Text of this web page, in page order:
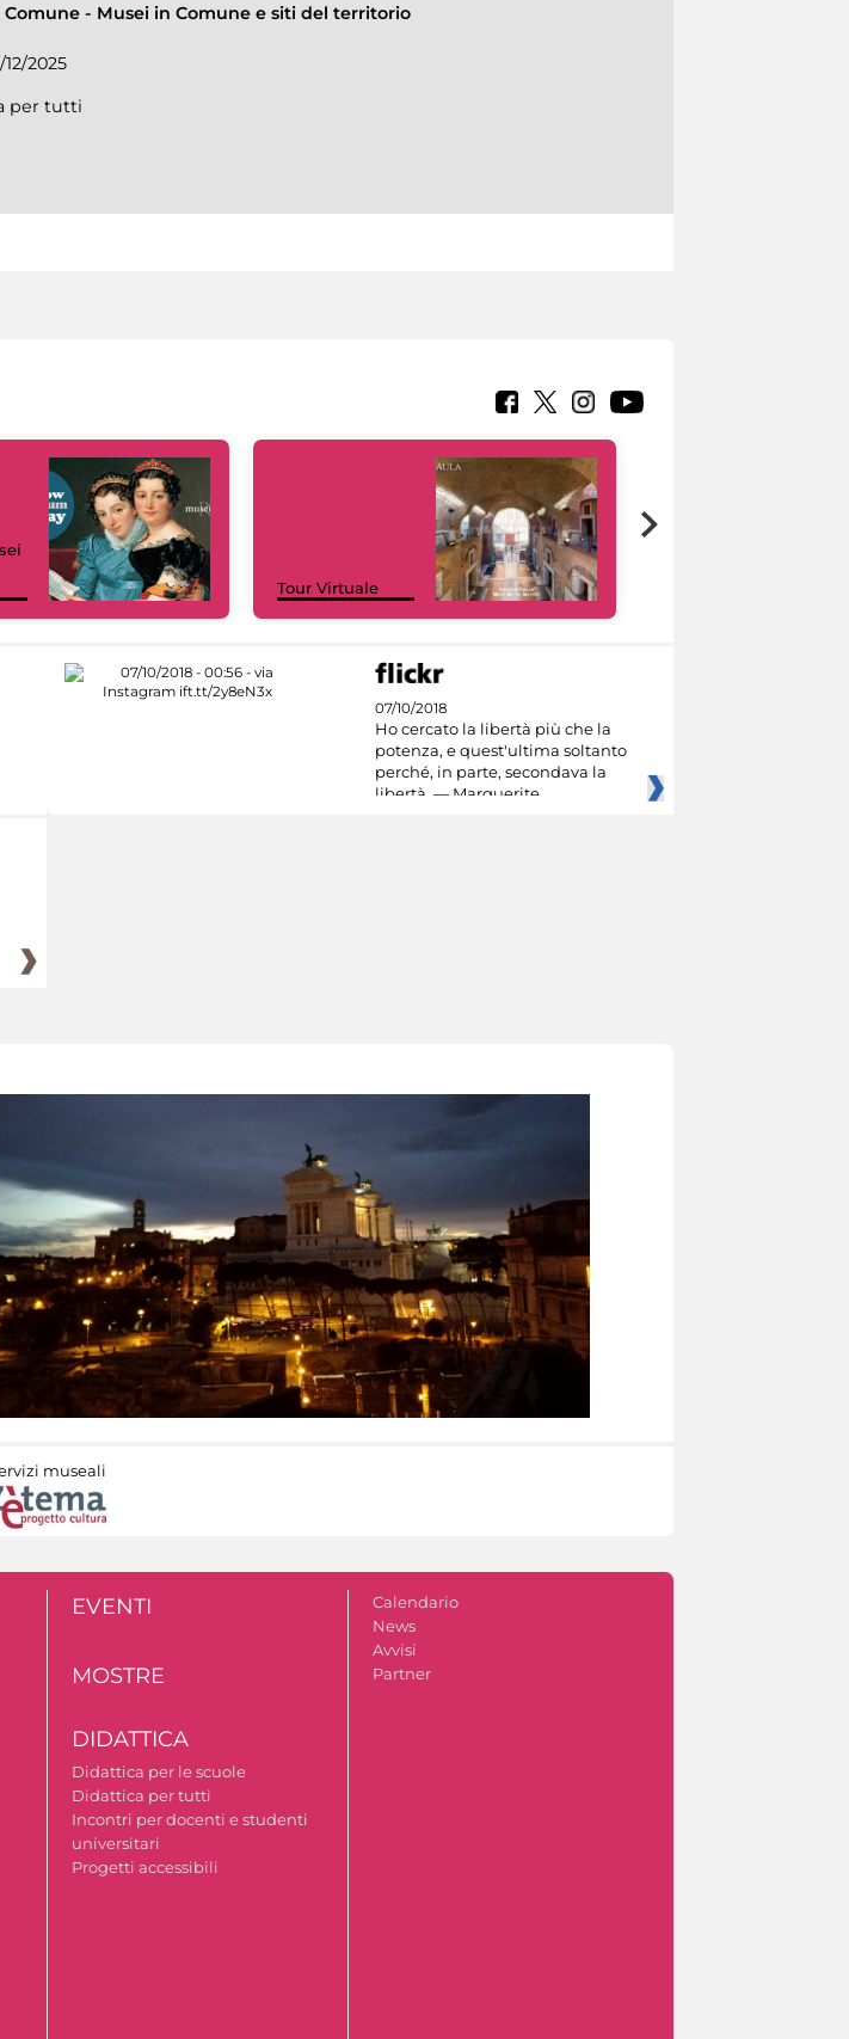
Comune - Musei in Comune e siti del territorio
12/2025
per tutti
Tour Virtuale
07/10/2018
Ho cercato la libertà più che la
potenza, e quest'ultima soltanto
perché, in parte, secondava la
libertà. — Marguerite
museali
EVENTI
MOSTRE
DIDATTICA
Didattica per le scuole
Didattica per tutti
Incontri per docenti e studenti
universitari
Progetti accessibili
Calendario
News
Avvisi
Partner